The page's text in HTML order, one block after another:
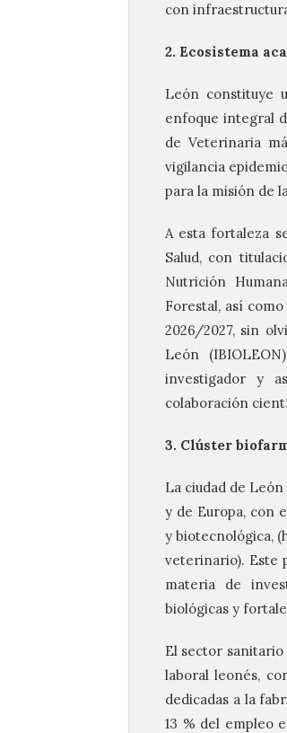
con
2. Ecosistema
León constituye
enfoque integral
de Veterinaria
vigilancia
para la misión de
A esta fortaleza
Salud, con
Nutrición
Forestal, así
2026/2027, sin
León
investigador y
colaboración
3. Clúster
La ciudad de
y de Europa, con
y biotecnológica,
veterinario). Este
materia de
biológicas y
El sector
laboral leonés,
dedicadas a la
13 % del empleo